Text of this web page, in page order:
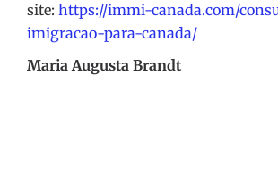
site: https://immi-canada.com/
imigracao-para-canada/
Maria Augusta Brandt